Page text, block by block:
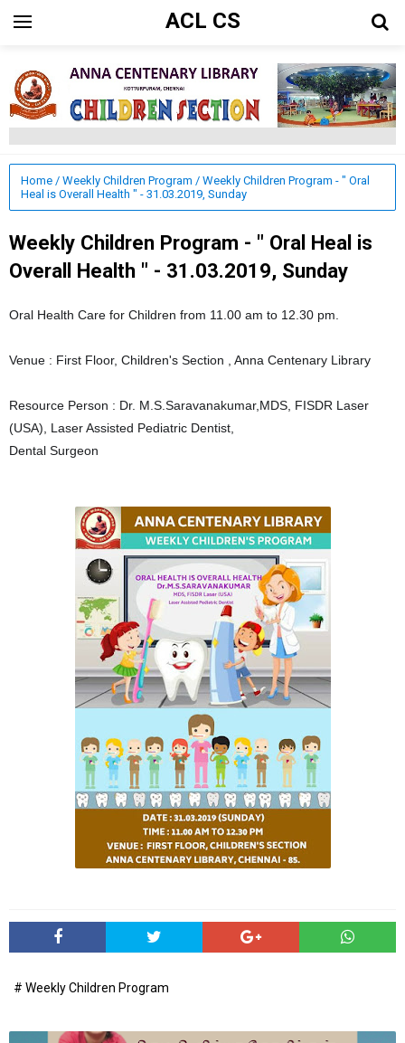
ACL CS
Home / Weekly Children Program / Weekly Children Program - " Oral
Heal is Overall Health " - 31.03.2019, Sunday
Weekly Children Program - " Oral Heal is
Overall Health " - 31.03.2019, Sunday
Oral Health Care for Children from 11.00 am to 12.30 pm.
Venue : First Floor, Children's Section , Anna Centenary Library
Resource Person : Dr. M.S.Saravanakumar,MDS, FISDR Laser
(USA), Laser Assisted Pediatric Dentist,
Dental Surgeon
# Weekly Children Program